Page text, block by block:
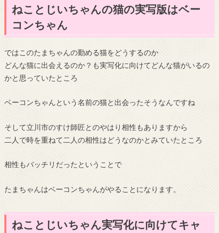
ねことじいちゃんの猫の実写版はベー
コンちゃん
ではこのたまちゃんの勤める猫をどうするのか
どんな猫に出会えるのか？も実写化に向けてどんな猫がいるの
かと思っていたところ
ベーコンちゃんという名前の猫と出会ったそうなんですね
そして立川市のすけ師匠とのやはり相性もありますから
二人で時を重ねて二人の相性はどうなのかとみていたところ
相性もバッチリだったということで
たまちゃんはベーコンちゃんがやることになります。
ねことじいちゃん実写化に向けてキャ